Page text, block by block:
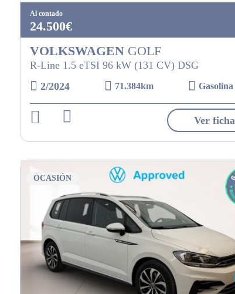
Al contado
24.500€
VOLKSWAGENGOLF
R-Line 1.5 eTSI 96 kW (131 CV) DSG
2/2024
71.384km Gasolina
Ver ficha
OCASIÓN